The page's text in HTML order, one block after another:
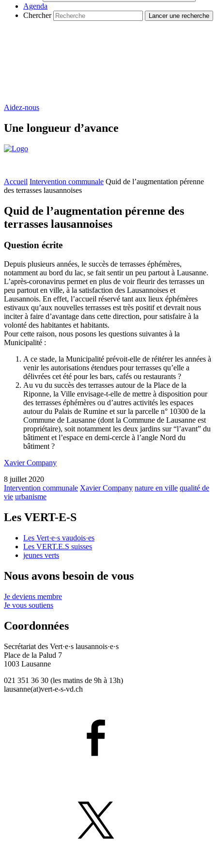
Agenda
Chercher
Aidez-nous
Une longueur d’avance
Accueil Intervention communale Quid de l’augmentation pérenne
des terrasses lausannoises
Quid de l’augmentation pérenne des
terrasses lausannoises
Question écrite
Depuis plusieurs années, le succès de terrasses éphémères,
notamment au bord du lac, se fait sentir un peu partout à Lausanne.
L’après-coronavirus permet en plus de voir fleurir des terrasses un
peu partout en ville, à la satisfaction des Lausannoises et
Lausannois. En effet, l’accueil réservé tant aux lieux éphémères
estivaux qu’aux nouvelles terrasses est très positif et devrait nous
inciter à faire d’avantage dans cette direction, pour satisfaire à la
volonté des habitantes et habitants.
Pour cette raison, nous posons les questions suivantes à la
Municipalité :
A ce stade, la Municipalité prévoit-elle de réitérer les années à
venir les autorisations étendues pour terrasses qu’elle a
délivrées cet été pour les bars, cafés ou restaurants ?
Au vu du succès des terrasses autour de la Place de la
Riponne, la Ville envisage-t-elle de mettre à disposition pour
des terrasses éphémères ou d’autres activités les espaces
autour du Palais de Rumine et sur la parcelle n° 10300 de la
Commune de Lausanne (dont la Commune de Lausanne est
propriétaire), soit notamment les deux jardins sur “l’avant” du
bâtiment et l’espace en demi-cercle à l’angle Nord du
bâtiment ?
Xavier Company
8 juillet 2020
Intervention communale Xavier Company nature en ville qualité de
vie urbanisme
Les VERT-E-S
Les Vert·e·s vaudois·es
Les VERT.E.S suisses
jeunes verts
Nous avons besoin de vous
Je deviens membre
Je vous soutiens
Coordonnées
Secrétariat des Vert·e·s lausannois·e·s
Place de la Palud 7
1003 Lausanne
021 351 36 30 (les matins de 9h à 13h)
lausanne(at)vert-e-s-vd.ch